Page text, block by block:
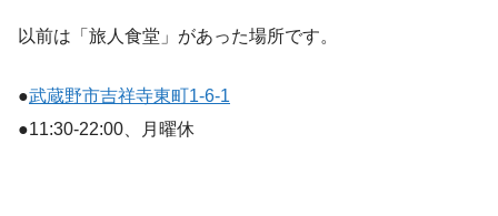
以前は「旅人食堂」があった場所です。
●武蔵野市吉祥寺東町1-6-1
●11:30-22:00、月曜休